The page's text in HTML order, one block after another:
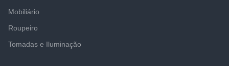
Mobiliário
Roupeiro
Tomadas e Iluminação